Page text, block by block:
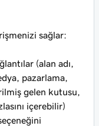
sağlar:
(alan adı,
pazarlama,
gelen kutusu,
içerebilir)